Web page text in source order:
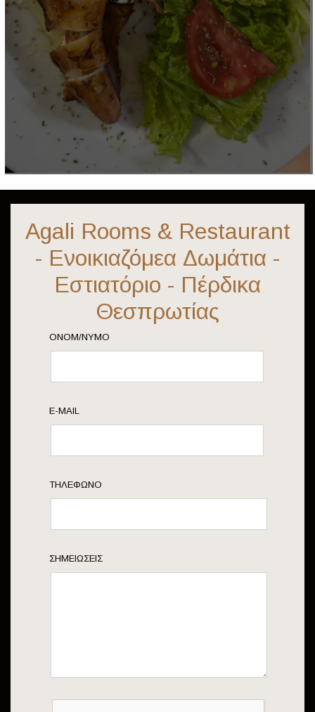
ΟΝΟΜ/ΝΥΜΟ
E-MAIL
ΤΗΛΈΦΩΝΟ
ΣΗΜΕΙΏΣΕΙΣ
Agali Rooms & Restaurant
- Ενοικιαζόμεα Δωμάτια -
Εστιατόριο - Πέρδικα
Θεσπρωτίας